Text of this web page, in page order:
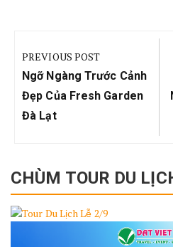
hướng
bài
viết
PREVIOUS POST
Previous
Post:
Ngỡ Ngàng Trước Cảnh
Đẹp Của Fresh Garden
Đà Lạt
CHÙM TOUR DU